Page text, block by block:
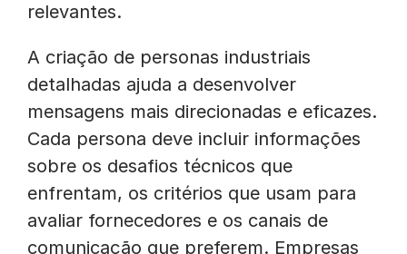
relevantes.
A criação de personas industriais
detalhadas ajuda a desenvolver
mensagens mais direcionadas e eficazes.
Cada persona deve incluir informações
sobre os desafios técnicos que
enfrentam, os critérios que usam para
avaliar fornecedores e os canais de
comunicação que preferem. Empresas